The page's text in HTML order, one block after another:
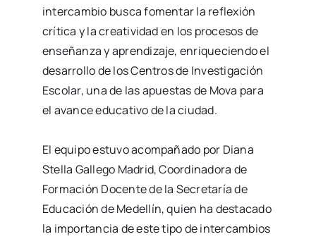
intercambio busca fomentar la reflexión
crítica y la creatividad en los procesos de
enseñanza y aprendizaje, enriqueciendo el
desarrollo de los Centros de Investigación
Escolar, una de las apuestas de Mova para
el avance educativo de la ciudad.
El equipo estuvo acompañado por Diana
Stella Gallego Madrid, Coordinadora de
Formación Docente de la Secretaría de
Educación de Medellín, quien ha destacado
la importancia de este tipo de intercambios